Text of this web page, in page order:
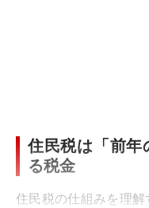
住民税は「前年
る税金
住民税の仕組みを理